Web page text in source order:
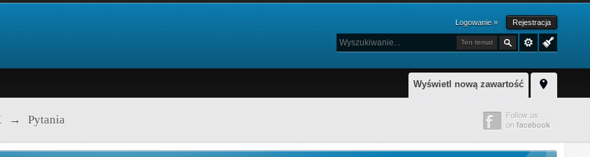
Logowanie » Rejestracja
Ten temat
Wyświetl nową zawartość
→ Pytania